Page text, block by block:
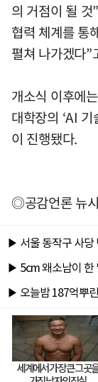
의 거점이 될 것
협력 체계를 통
펼쳐 나가겠다”
개소식 이후에
대학장의 ‘AI
이 진행됐다.
◎공감언론 뉴